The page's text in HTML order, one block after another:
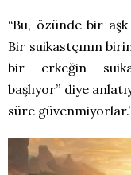
“Bu, özünde bir
Bir suikastçının
bir erkeğin
başlıyor” diye
süre